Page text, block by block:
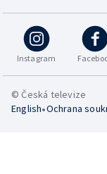
Instagram
© Česká televize
English•Ochrana